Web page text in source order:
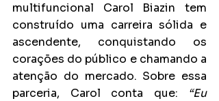
multifuncional Carol Biazin tem
construído uma carreira sólida e
ascendente, conquistando os
corações do público e chamando a
atenção do mercado. Sobre essa
parceria, Carol conta que: “Eu